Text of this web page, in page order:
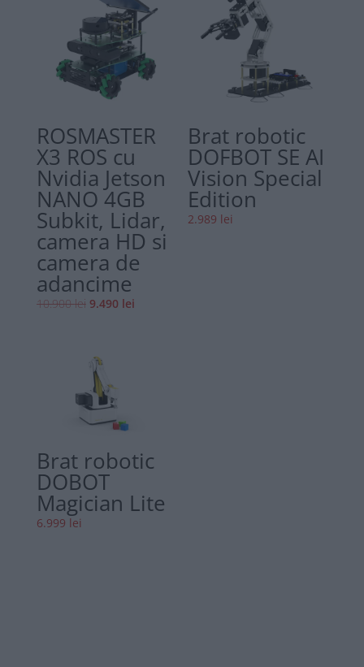
ROSMASTER
X3 ROS cu
Nvidia Jetson
NANO 4GB
Subkit, Lidar,
camera HD si
camera de
adancime
10.900lei Prețul
fost:
10.900 lei.
9.490 leiPrețul
Brat robotic
DOFBOT SE AI
Vision Special
Edition
2.989 lei
Brat robotic
DOBOT
Magician Lite
6.999 lei